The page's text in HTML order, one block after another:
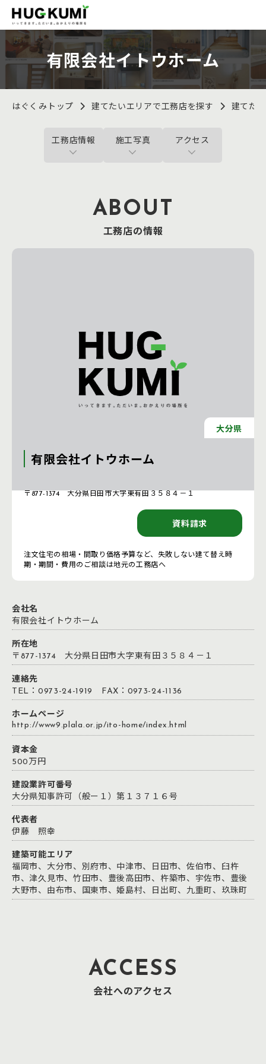
有限会社イトウホーム
はぐくみトップ 建てたいエリアで工務店を探す 建てた
工務店情報 施工写真 アクセス
ABOUT
工務店の情報
大分県
有限会社イトウホーム
〒877-1374 大分県日田市大字東有田３５８４－１
資料請求
注文住宅の相場・間取り価格予算など、失敗しない建て替え時
期・期間・費用のご相談は地元の工務店へ
会社名
有限会社イトウホーム
所在地
〒877-1374 大分県日田市大字東有田３５８４－１
連絡先
TEL：0973-24-1919 FAX：0973-24-1136
ホームページ
http://www9.plala.or.jp/ito-home/index.html
資本金
500万円
建設業許可番号
大分県知事許可（般ー１）第１３７１６号
代表者
伊藤 照幸
建築可能エリア
福岡市、大分市、別府市、中津市、日田市、佐伯市、臼杵
市、津久見市、竹田市、豊後高田市、杵築市、宇佐市、豊後
大野市、由布市、国東市、姫島村、日出町、九重町、玖珠町
ACCESS
会社へのアクセス